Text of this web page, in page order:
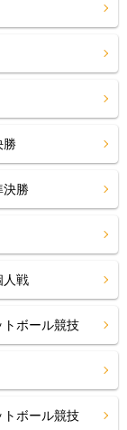
勝
勝
戦
ボール競技
ボール競技